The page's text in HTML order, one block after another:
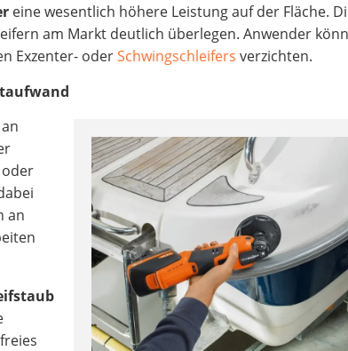
eine wesentlich höhere Leistung auf der Fläche.
am Markt deutlich überlegen. Anwender
Exzenter- oderSchwingschleifers verzichten.
oder
an